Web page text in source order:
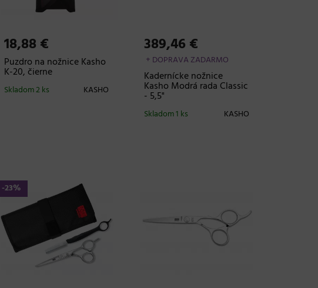
18,88 €
Puzdro na nožnice Kasho
K-20, čierne
KASHO
Skladom 2 ks
389,46 €
+ DOPRAVA ZADARMO
Kadernícke nožnice
Kasho Modrá rada Classic
- 5,5"
KASHO
Skladom 1 ks
-23%